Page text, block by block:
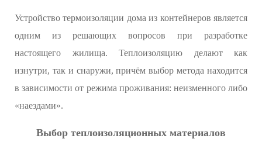
Устройство термоизоляции дома из контейнеров является
одним из решающих вопросов при разработке
настоящего жилища. Теплоизоляцию делают как
изнутри, так и снаружи, причём выбор метода находится
в зависимости от режима проживания: неизменного либо
«наездами».
Выбор теплоизоляционных материалов